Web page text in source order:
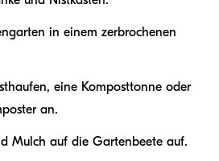
in einem zerbrochenen
eine Komposttonne oder
an.
Mulch auf die Gartenbeete auf.